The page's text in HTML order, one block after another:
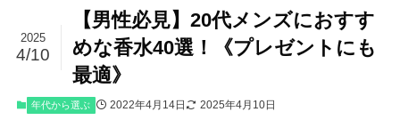
【男性必見】20代メンズにおすす
めな香水40選！《プレゼントにも
最適》
2025
4/10
年代から選ぶ 2022年4月14日 2025年4月10日